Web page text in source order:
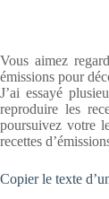
Vous aimez
émissions pour
J’ai essayé
reproduire les
poursuivez votre
recettes
Copier le texte